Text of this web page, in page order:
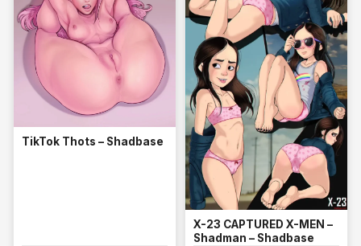
TikTok Thots – Shadbase
X-23 CAPTURED X-MEN –
Shadman – Shadbase